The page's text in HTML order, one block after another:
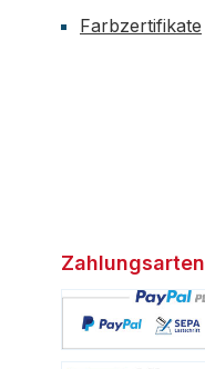
Farbzertifikate
Zahlungsarten